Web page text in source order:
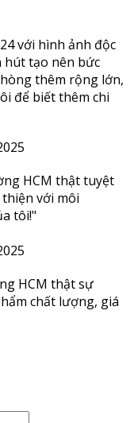
với hình ảnh độc
hút tạo nên bức
thêm rộng lớn,
để biết thêm chi
HCM thật tuyệt
với môi
tôi!"
HCM thật sự
chất lượng, giá